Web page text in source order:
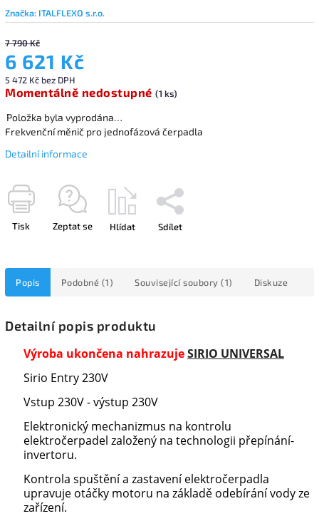
Značka: ITALFLEXO s.r.o.
7 790 Kč
6 621 Kč
5 472 Kč bez DPH
Momentálně nedostupné (1 ks)
Položka byla vyprodána…
Frekvenční měnič pro jednofázová čerpadla
Detailní informace
Tisk Zeptat se Hlídat Sdílet
Popis Podobné (1) Související soubory (1) Diskuze
Detailní popis produktu
Výroba ukončena nahrazujeSIRIO UNIVERSAL
Sirio Entry 230V
Vstup 230V - výstup 230V
Elektronický mechanizmus na kontrolu
elektročerpadel založený na technologii přepínání-
invertoru.
Kontrola spuštění a zastavení elektročerpadla
upravuje otáčky motoru na základě odebírání vody ze
zařízení.